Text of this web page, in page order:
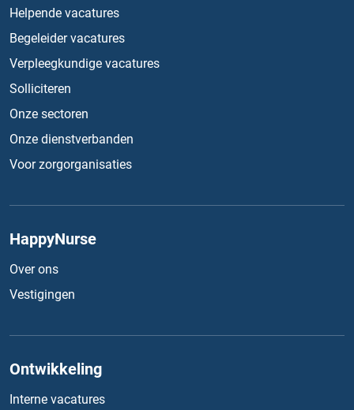
Helpende vacatures
Begeleider vacatures
Verpleegkundige vacatures
Solliciteren
Onze sectoren
Onze dienstverbanden
Voor zorgorganisaties
HappyNurse
Over ons
Vestigingen
Ontwikkeling
Interne vacatures